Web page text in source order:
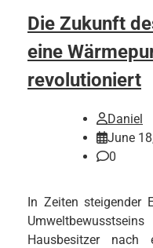
Die Zukunft
eine
revolutioniert
Daniel
June
0
In Zeiten steigender
Hausbesitzer nach